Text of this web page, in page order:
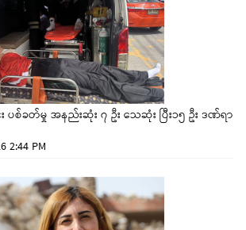
ပစ်ခတ်မှု အနည်းဆုံး ၇ ဦး သေဆုံး ပြီး၁၅ ဦး ဒဏ်ရာ
2:44 PM